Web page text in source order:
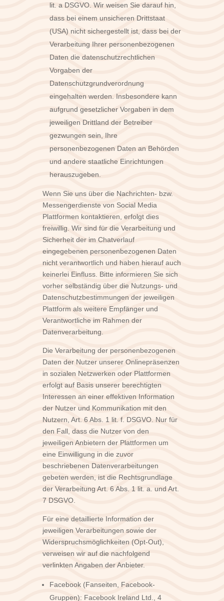
lit. a DSGVO. Wir weisen Sie darauf hin,
dass bei einem unsicheren Drittstaat
(USA) nicht sichergestellt ist, dass bei der
Verarbeitung Ihrer personenbezogenen
Daten die datenschutzrechtlichen
Vorgaben der
Datenschutzgrundverordnung
eingehalten werden. Insbesondere kann
aufgrund gesetzlicher Vorgaben in dem
jeweiligen Drittland der Betreiber
gezwungen sein, Ihre
personenbezogenen Daten an Behörden
und andere staatliche Einrichtungen
herauszugeben.
Wenn Sie uns über die Nachrichten- bzw.
Messengerdienste von Social Media
Plattformen kontaktieren, erfolgt dies
freiwillig. Wir sind für die Verarbeitung und
Sicherheit der im Chatverlauf
eingegebenen personenbezogenen Daten
nicht verantwortlich und haben hierauf auch
keinerlei Einfluss. Bitte informieren Sie sich
vorher selbständig über die Nutzungs- und
Datenschutzbestimmungen der jeweiligen
Plattform als weitere Empfänger und
Verantwortliche im Rahmen der
Datenverarbeitung.
Die Verarbeitung der personenbezogenen
Daten der Nutzer unserer Onlinepräsenzen
in sozialen Netzwerken oder Plattformen
erfolgt auf Basis unserer berechtigten
Interessen an einer effektiven Information
der Nutzer und Kommunikation mit den
Nutzern, Art. 6 Abs. 1 lit. f. DSGVO. Nur für
den Fall, dass die Nutzer von den
jeweiligen Anbietern der Plattformen um
eine Einwilligung in die zuvor
beschriebenen Datenverarbeitungen
gebeten werden, ist die Rechtsgrundlage
der Verarbeitung Art. 6 Abs. 1 lit. a. und Art.
7 DSGVO.
Für eine detaillierte Information der
jeweiligen Verarbeitungen sowie der
Widerspruchsmöglichkeiten (Opt-Out),
verweisen wir auf die nachfolgend
verlinkten Angaben der Anbieter.
Facebook (Fanseiten, Facebook-
Gruppen): Facebook Ireland Ltd., 4